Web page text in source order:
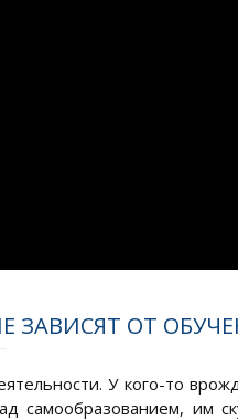
ЗАВИСЯТ ОТ
У кого-то
самообразованием, им